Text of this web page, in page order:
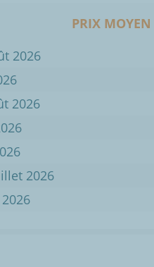
PRIX
2026
2026
2026